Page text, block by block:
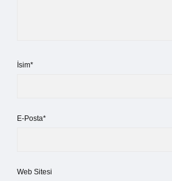
İsim*
E-Posta*
Web Sitesi